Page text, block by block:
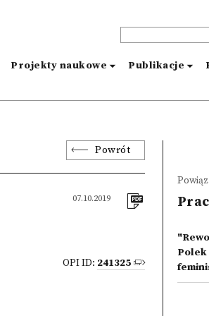
Projekty naukowe Publikacje
Powrót
07.10.2019
OPI ID: 241325